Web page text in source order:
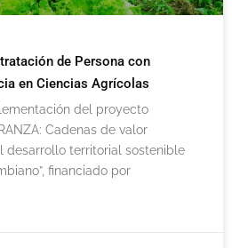
de Persona con
en Ciencias Agrícolas
del proyecto
Cadenas de valor
desarrollo territorial sostenible
financiado por